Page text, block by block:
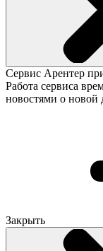
Сервис Арентер
Работа сервиса
новостями о новой
Закрыть